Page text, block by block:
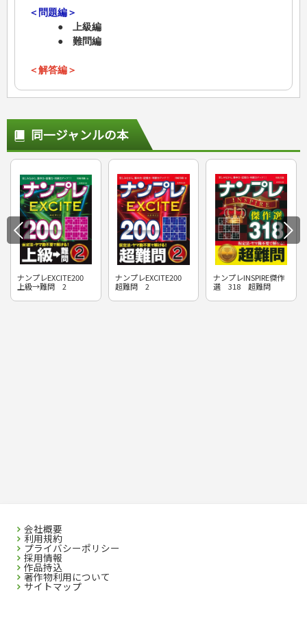
＜問題編＞
● 上級編
● 難問編
＜解答編＞
同一ジャンルの本
ナンプレEXCITE200
上級→難問 2
ナンプレEXCITE200
超難問 2
ナンプレINSPIRE傑作
選 318 超難問
会社概要
利用規約
プライバシーポリシー
採用情報
作品持込
著作物利用について
サイトマップ